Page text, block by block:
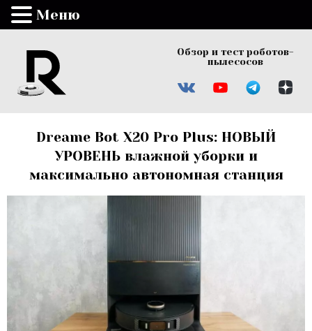
Обзор и тест роботов-
пылесосов
Dreame Bot X20 Pro Plus: НОВЫЙ
УРОВЕНЬ влажной уборки и
максимально автономная станция
Меню